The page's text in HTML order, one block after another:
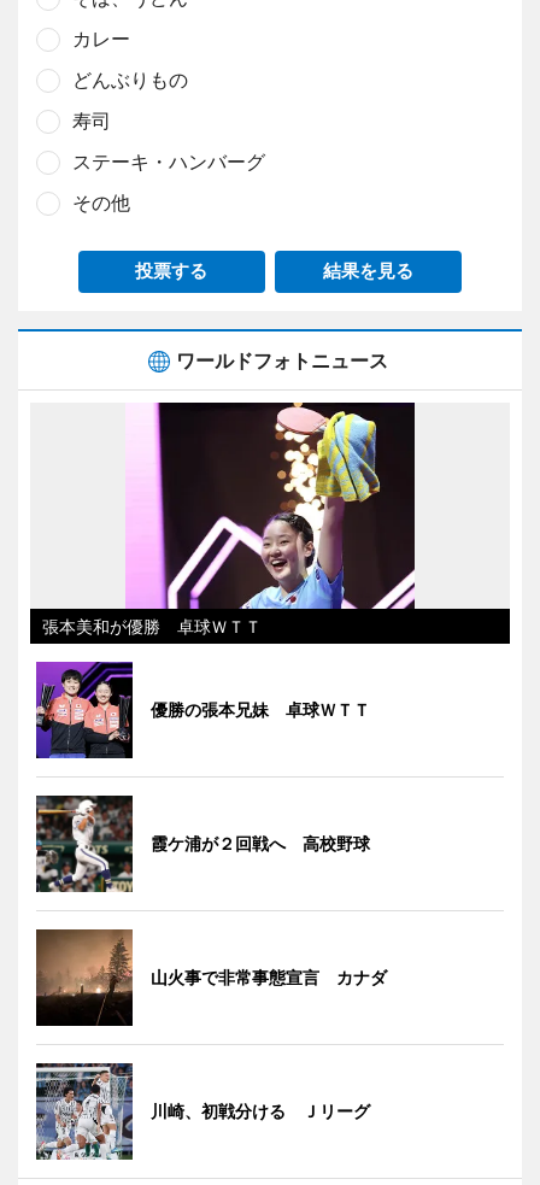
カレー
どんぶりもの
寿司
ステーキ・ハンバーグ
その他
投票する 結果を見る
ワールドフォトニュース
張本美和が優勝 卓球ＷＴＴ
優勝の張本兄妹 卓球ＷＴＴ
霞ケ浦が２回戦へ 高校野球
山火事で非常事態宣言 カナダ
川崎、初戦分ける Ｊリーグ